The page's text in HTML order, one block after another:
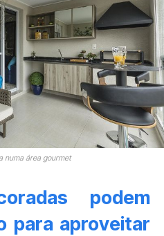
numa área gourmet
podem
para aproveitar